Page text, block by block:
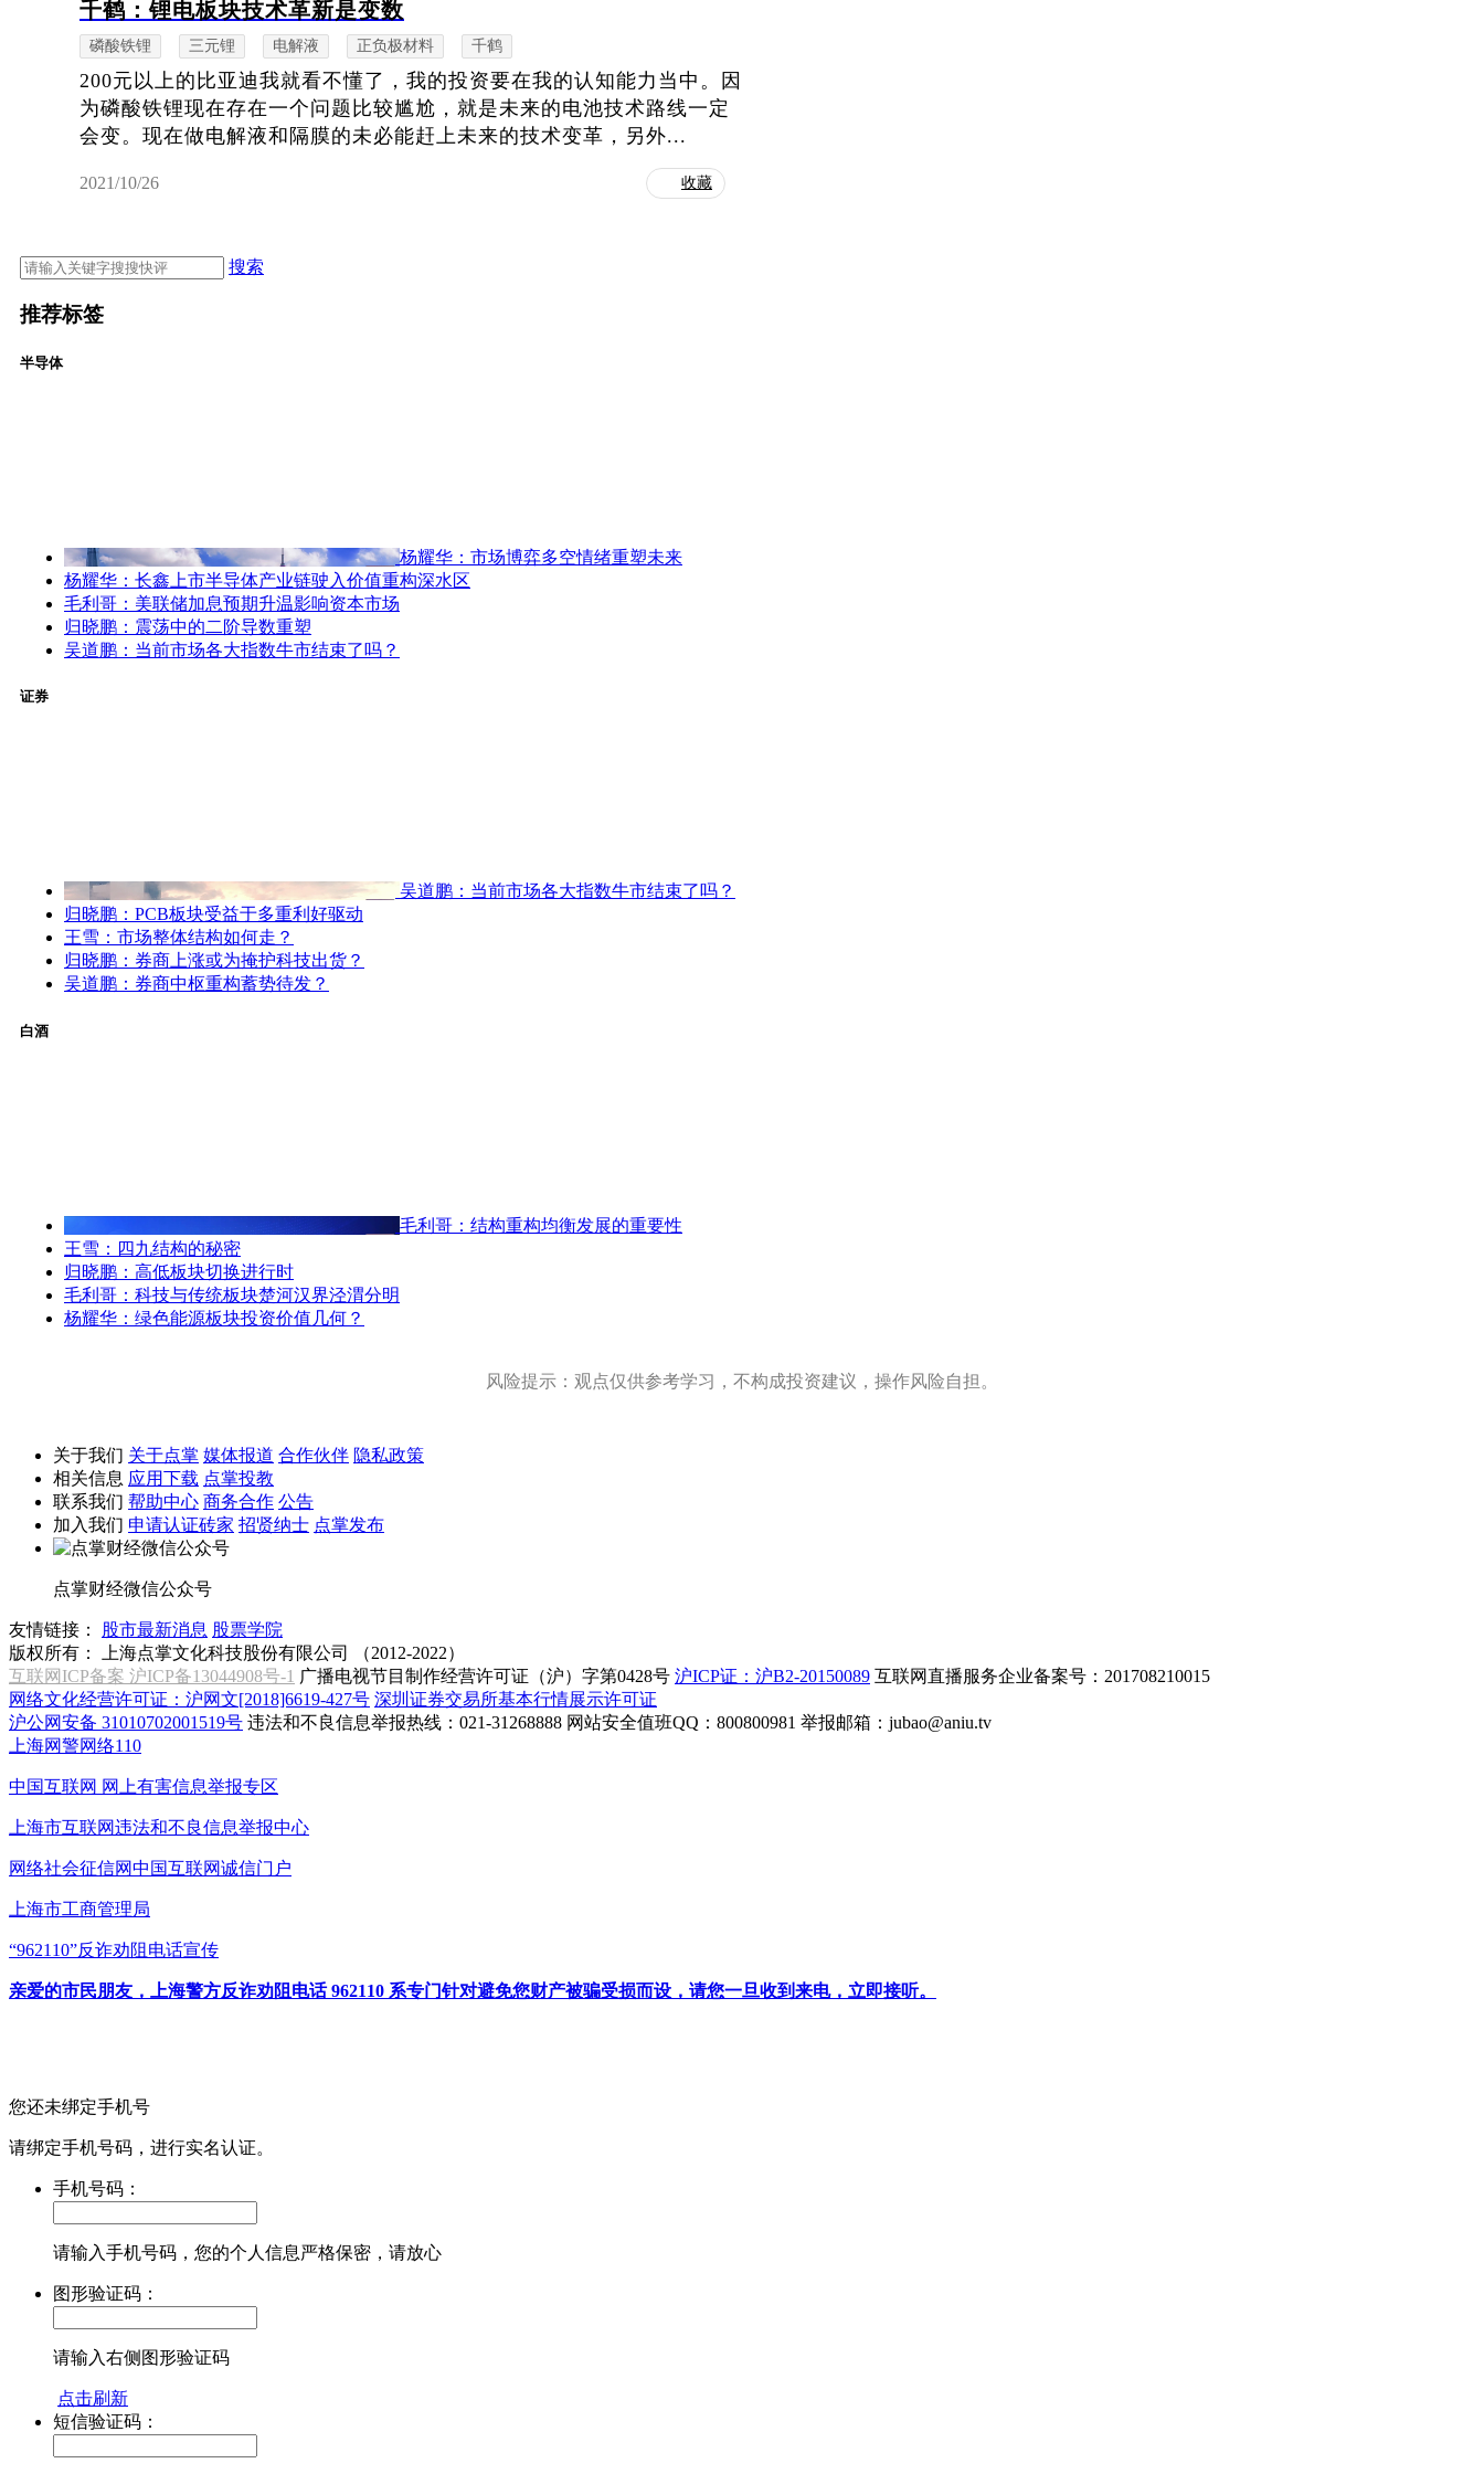
千鹤：锂电板块技术革新是变数
磷酸铁锂 三元锂 电解液 正负极材料 千鹤
200元以上的比亚迪我就看不懂了，我的投资要在我的认知能力当中。因
为磷酸铁锂现在存在一个问题比较尴尬，就是未来的电池技术路线一定
会变。现在做电解液和隔膜的未必能赶上未来的技术变革，另外...
2021/10/26 收藏
搜索
推荐标签
半导体
杨耀华：市场博弈多空情绪重塑未来
杨耀华：长鑫上市半导体产业链驶入价值重构深水区
毛利哥：美联储加息预期升温影响资本市场
归晓鹏：震荡中的二阶导数重塑
吴道鹏：当前市场各大指数牛市结束了吗？
证券
吴道鹏：当前市场各大指数牛市结束了吗？
归晓鹏：PCB板块受益于多重利好驱动
王雪：市场整体结构如何走？
归晓鹏：券商上涨或为掩护科技出货？
吴道鹏：券商中枢重构蓄势待发？
白酒
毛利哥：结构重构均衡发展的重要性
王雪：四九结构的秘密
归晓鹏：高低板块切换进行时
毛利哥：科技与传统板块楚河汉界泾渭分明
杨耀华：绿色能源板块投资价值几何？
风险提示：观点仅供参考学习，不构成投资建议，操作风险自担。
关于我们 关于点掌 媒体报道 合作伙伴 隐私政策
相关信息 应用下载 点掌投教
联系我们 帮助中心 商务合作 公告
加入我们 申请认证砖家 招贤纳士 点掌发布
点掌财经微信公众号
友情链接： 股市最新消息 股票学院
版权所有：
上海点掌文化科技股份有限公司 （2012-2022）
互联网ICP备案 沪ICP备13044908号-1 广播电视节目制作经营许可证（沪）字第0428号 沪ICP证：沪B2-20150089 互联网直播服务企业备案号：201708210015
网络文化经营许可证：沪网文[2018]6619-427号 深圳证券交易所基本行情展示许可证
沪公网安备 31010702001519号 违法和不良信息举报热线：021-31268888 网站安全值班QQ：800800981 举报邮箱： jubao@aniu.tv
上海网警网络110
中国互联网 网上有害信息举报专区
上海市互联网违法和不良信息举报中心
网络社会征信网中国互联网诚信门户
上海市工商管理局
“962110”反诈劝阻电话宣传
亲爱的市民朋友，上海警方反诈劝阻电话 962110 系专门针对避免您财产被骗受损而设，请您一旦收到来电，立即接听。
您还未绑定手机号
请绑定手机号码，进行实名认证。
手机号码：
请输入手机号码，您的个人信息严格保密，请放心
图形验证码：
请输入右侧图形验证码
点击刷新
短信验证码：